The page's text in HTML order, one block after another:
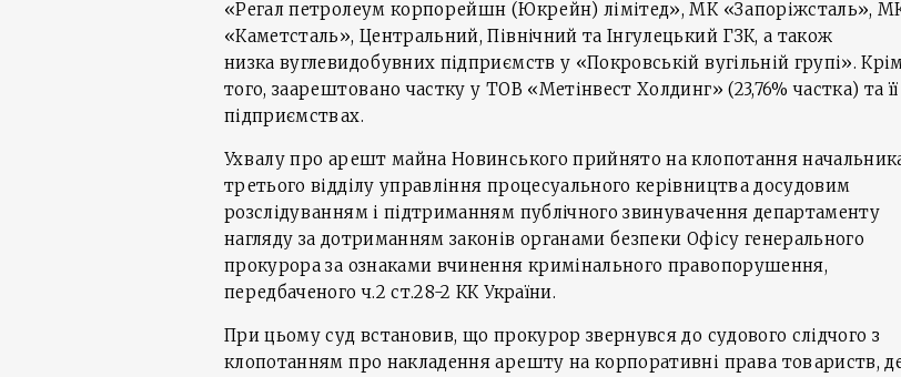
«Регал петролеум корпорейшн (Юкрейн) лімітед», МК «Запоріжсталь»,
«Каметсталь», Центральний, Північний та Інгулецький ГЗК, а також
низка вуглевидобувних підприємств у «Покровській вугільній групі».
того, заарештовано частку у ТОВ «Метінвест Холдинг» (23,76% частка) та її
підприємствах.
Ухвалу про арешт майна Новинського прийнято на клопотання
третього відділу управління процесуального керівництва досудовим
розслідуванням і підтриманням публічного звинувачення департаменту
нагляду за дотриманням законів органами безпеки Офісу генерального
прокурора за ознаками вчинення кримінального правопорушення,
передбаченого ч.2 ст.28-2 КК України.
При цьому суд встановив, що прокурор звернувся до судового слідчого з
клопотанням про накладення арешту на корпоративні права товариств,